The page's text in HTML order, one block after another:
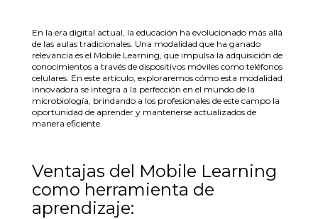
En la era digital actual, la educación ha evolucionado más allá
de las aulas tradicionales. Una modalidad que ha ganado
relevancia es el Mobile Learning, que impulsa la adquisición de
conocimientos a través de dispositivos móviles como teléfonos
celulares. En este artículo, exploraremos cómo esta modalidad
innovadora se integra a la perfección en el mundo de la
microbiología, brindando a los profesionales de este campo la
oportunidad de aprender y mantenerse actualizados de
manera eficiente.
Ventajas del Mobile Learning
como herramienta de
aprendizaje: